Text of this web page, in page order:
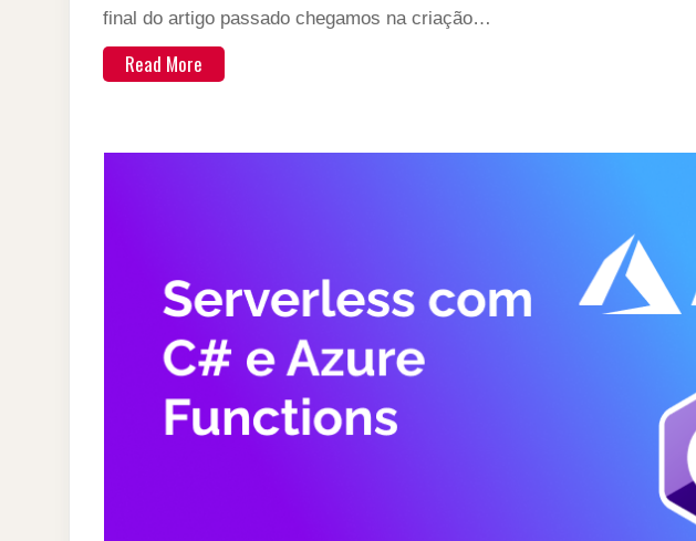
final do artigo passado chegamos na criação…
Read More